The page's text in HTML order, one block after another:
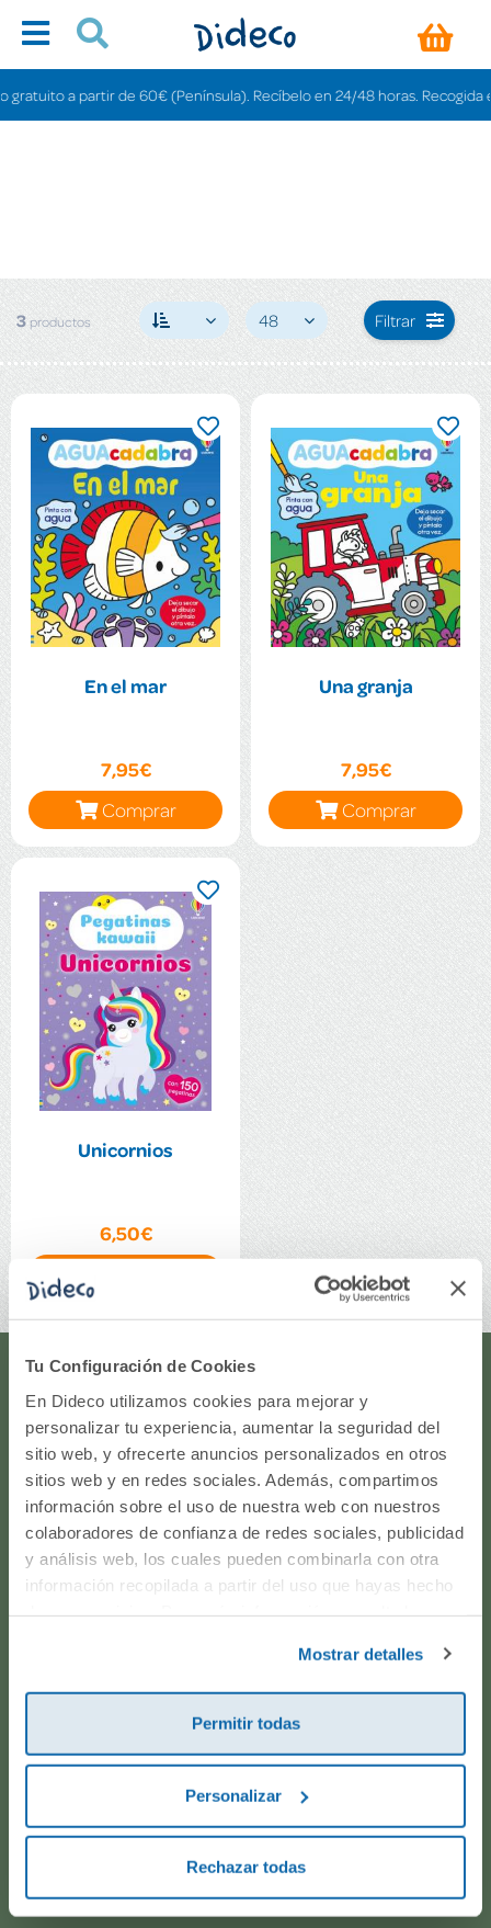
Tu Configuración de Cookies
En Dideco utilizamos cookies para mejorar y
personalizar tu experiencia, aumentar la seguridad del
sitio web, y ofrecerte anuncios personalizados en otros
sitios web y en redes sociales. Además, compartimos
información sobre el uso de nuestra web con nuestros
colaboradores de confianza de redes sociales, publicidad
y análisis web, los cuales pueden combinarla con otra
información recopilada a partir del uso que hayas hecho
Mostrar detalles
Permitir todas
Personalizar
Rechazar todas
a partir de 60€ (Península). Recíbelo en 24/48 horas. Recogida en
3productos 48 Filtrar
En el mar
7,95€
Comprar
Una granja
7,95€
Comprar
Unicornios
6,50€
¿Te ayudamos?
¿Necesitas que te ayudemos a acceder a tu cuenta? ¿Te
gustaría proponernos alguna idea o algún nuevo
producto? ¿Has realizado un pedido y quieres saber si
todo va viento en popa? Ponte en contacto con
nosotros.
WhatsApp
916597360
Correo electrónico